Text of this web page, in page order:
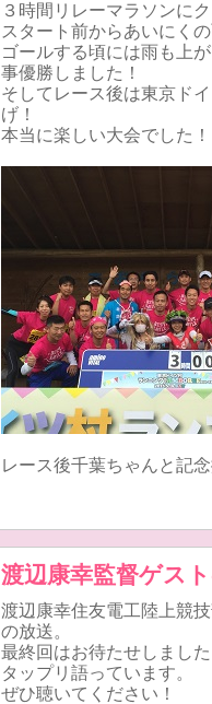
３時間リレーマラソンに
スタート前からあいにく
ゴールする頃には雨も上
事優勝しました！
そしてレース後は東京ド
げ！
本当に楽しい大会でした！
レース後千葉ちゃんと記
渡辺康幸監督ゲス
渡辺康幸住友電工陸上競
の放送。
最終回はお待たせしまし
タップリ語っています。
ぜひ聴いてください！